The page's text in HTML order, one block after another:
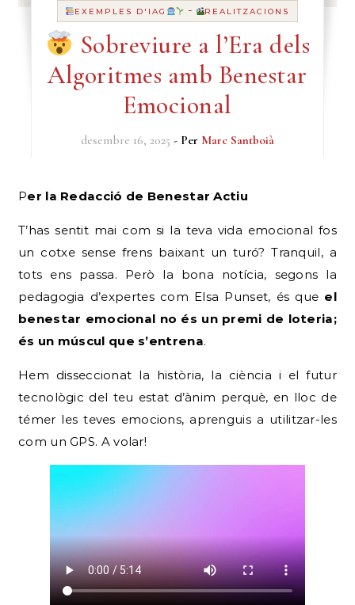
EXEMPLES D'IAG - REALITZACIONS
Sobreviure a l’Era dels
Algoritmes amb Benestar
Emocional
desembre 16, 2025 - Per Marc Santboià
Per la Redacció de Benestar Actiu
T’has sentit mai com si la teva vida emocional fos
un cotxe sense frens baixant un turó? Tranquil, a
tots ens passa. Però la bona notícia, segons la
pedagogia d’expertes com Elsa Punset, és que el
benestar emocional no és un premi de loteria;
és un múscul que s’entrena.
Hem disseccionat la història, la ciència i el futur
tecnològic del teu estat d’ànim perquè, en lloc de
témer les teves emocions, aprenguis a utilitzar-les
com un GPS. A volar!